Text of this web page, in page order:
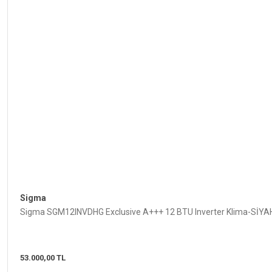
Sigma
Sigma SGM12INVDHG Exclusive A+++ 12 BTU Inverter Klima-
53.000,00 TL